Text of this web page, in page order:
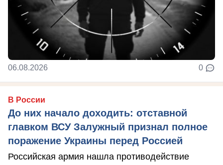
06.08.2026 0
В России
До них начало доходить: отставной
главком ВСУ Залужный признал полное
поражение Украины перед Россией
Российская армия нашла противодействие